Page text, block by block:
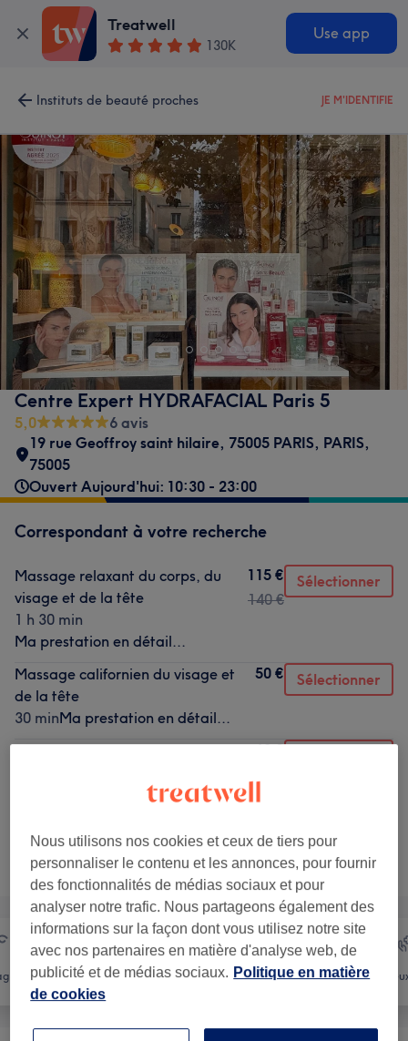
Treatwell
130K
Use app
Instituts de beauté proches JE M'IDENTIFIE
Centre Expert HYDRAFACIAL Paris 5
5,0
6 avis
19 rue Geoffroy saint hilaire, 75005 PARIS, PARIS,
75005
Ouvert Aujourd'hui: 10:30 - 23:00
Correspondant à votre recherche
Massage relaxant du corps, du
visage et de la tête
1 h 30 min
Ma prestation en détail...
115 €
140 €
Sélectionner
Massage californien du visage et
de la tête
30 minMa prestation en détail...
50 € Sélectionner
Ma prestation en détail...
60 €
Ce n'est pas ce que vous recherchiez ?
Recherchez dans notre liste de prestations
Massage Corps
Nous utilisons nos cookies et ceux de tiers pour
personnaliser le contenu et les annonces, pour fournir
des fonctionnalités de médias sociaux et pour
analyser notre trafic. Nous partageons également des
informations sur la façon dont vous utilisez notre site
avec nos partenaires en matière d'analyse web, de
publicité et de médias sociaux. Politique en matière
de cookies